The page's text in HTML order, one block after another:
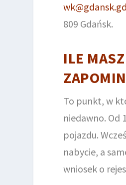
809 Gdańsk.
ILE
To punkt, w
niedawno. Od
pojazdu.
nabycie, a
wniosek o